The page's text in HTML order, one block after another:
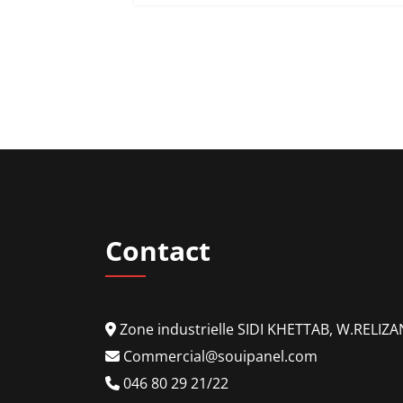
Contact
Zone industrielle SIDI KHETTAB,
Commercial@souipanel.com
046 80 29 21/22